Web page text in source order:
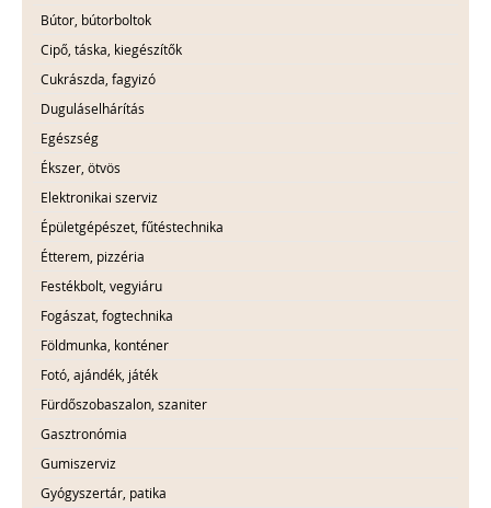
Bútor, bútorboltok
Cipő, táska, kiegészítők
Cukrászda, fagyizó
Duguláselhárítás
Egészség
Ékszer, ötvös
Elektronikai szerviz
Épületgépészet, fűtéstechnika
Étterem, pizzéria
Festékbolt, vegyiáru
Fogászat, fogtechnika
Földmunka, konténer
Fotó, ajándék, játék
Fürdőszobaszalon, szaniter
Gasztronómia
Gumiszerviz
Gyógyszertár, patika